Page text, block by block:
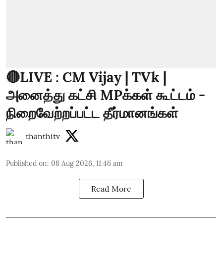
🔴LIVE : CM Vijay | TVk |
அனைத்து கட்சி MPக்கள் கூட்டம் -
நிறைவேற்றப்பட்ட தீர்மானங்கள்
thanthitv
Published on: 08 Aug 2026, 11:46 am
Read More